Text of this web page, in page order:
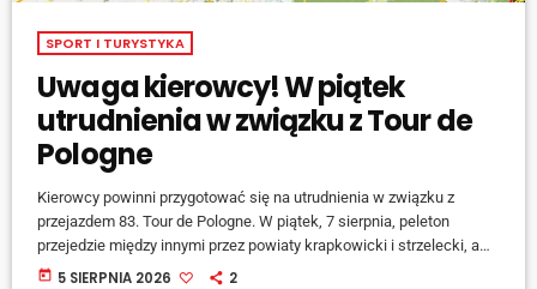
SPORT I TURYSTYKA
Uwaga kierowcy! W piątek
utrudnienia w związku z Tour de
Pologne
Kierowcy powinni przygotować się na utrudnienia w związku z
przejazdem 83. Tour de Pologne. W piątek, 7 sierpnia, peleton
przejedzie między innymi przez powiaty krapkowicki i strzelecki, a
na czas wyścigu ruch na trasie będzie czasowo wstrzymywany. W
today 5 SIERPNIA 2026 2